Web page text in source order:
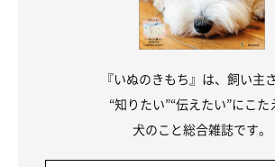
をしたときに嫌だったのか、噛みつこうとす
とか。将来的なことを考えると、早いうちに
スヌーピーちゃんのことをよく
ーナーさんとの出会いがあったのでした。
『いぬのきもち』は、飼い主
“知りたい”“伝えたい”にこた
犬のこと総合雑誌です。